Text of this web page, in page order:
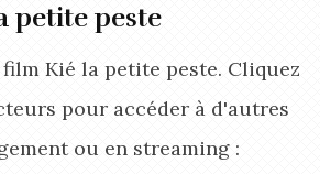
petite peste
Kié la petite peste. Cliquez
pour accéder à d'autres
ou en streaming :